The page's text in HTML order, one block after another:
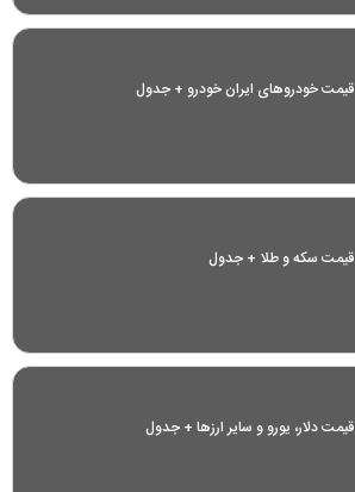
قیمت خودرو‌های ایران خودرو + جدول
قیمت سکه و طلا + جدول
قیمت دلار، یورو و سایر ارز‌ها + جدول